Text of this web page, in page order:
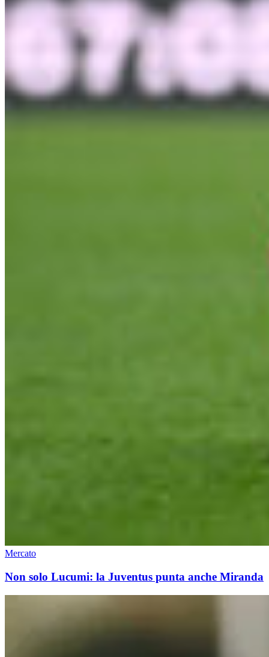
Mercato
Non solo Lucumi: la Juventus punta anche Miranda